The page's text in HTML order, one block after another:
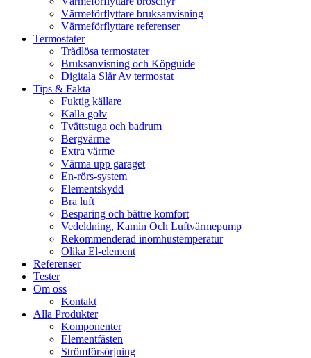
Värmeförflyttare bruksanvisning
Värmeförflyttare referenser
Termostater
Trådlösa termostater
Bruksanvisning och Köpguide
Digitala Slår Av termostat
Tips & Fakta
Fuktig källare
Kalla golv
Tvättstuga och badrum
Bergvärme
Extra värme
Värma upp garaget
En-rörs-system
Elementskydd
Bra luft
Besparing och bättre komfort
Vedeldning, Kamin Och Luftvärmepump
Rekommenderad inomhustemperatur
Olika El-element
Referenser
Tester
Om oss
Kontakt
Alla Produkter
Komponenter
Elementfästen
Strömförsörjning